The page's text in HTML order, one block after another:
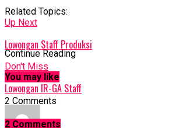
Related Topics:
Up Next
Lowongan Staff Produksi
Don't Miss
Lowongan IR-GA Staff
Continue Reading
You may like
2 Comments
2 Comments